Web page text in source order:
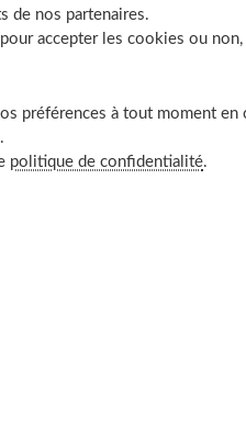
de mauvaise qualité
hormonaux
contraceptifs
de nos partenaires.
accepter les cookies ou
préférences à tout moment en
politique de confidentialité.